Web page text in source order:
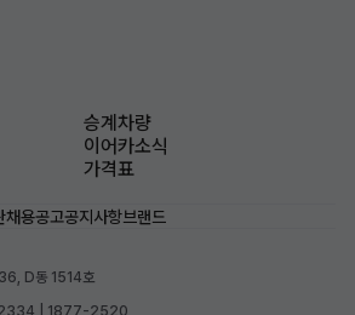
승계차량
이어카소식
가격표
채용공고공지사항브랜드
D동 1514호
| 1877-2520